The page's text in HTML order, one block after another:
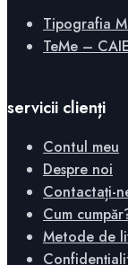
Tipografia
TeMe –
servicii clienți
Contul meu
Despre noi
Contactați-
Cum
Metode de